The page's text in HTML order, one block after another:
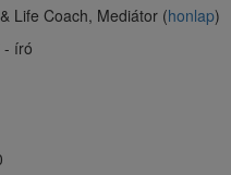
Life Coach, Mediátor (honlap)
- író